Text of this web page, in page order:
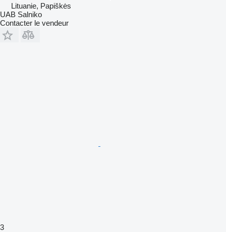
Lituanie, Papiškės
UAB Salniko
Contacter le vendeur
3